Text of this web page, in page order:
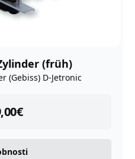
(früh)
(Gebiss) D-Jetronic
€